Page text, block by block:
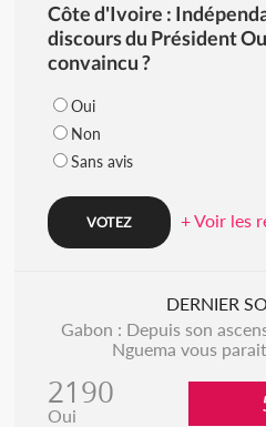
Côte d'Ivoire :
discours du Président
convaincu ?
Oui
Non
Sans avis
+ Voir les
DERNIER
Gabon : Depuis son
Nguema vous
2190
Oui